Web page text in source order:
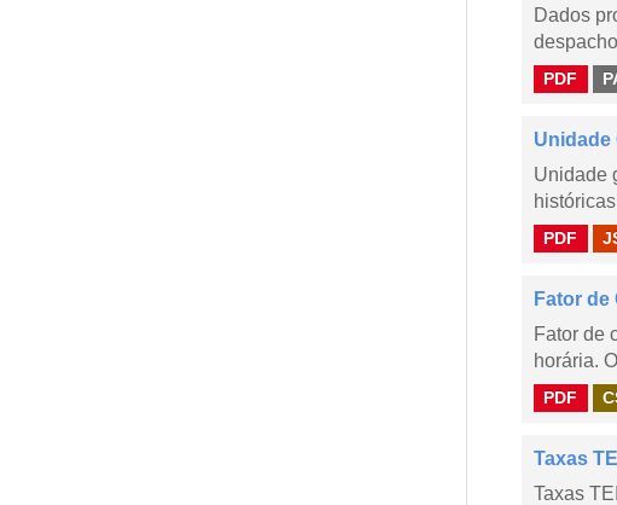
Dados
PDF
Unidade
Unidade
PDF
Fator de
Fator de
horária.
PDF
Taxas
Taxas